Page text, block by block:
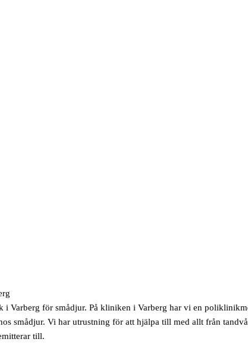
Varberg för smådjur. På kliniken i Varberg har vi en
smådjur. Vi har utrustning för att hjälpa till med allt från
till.